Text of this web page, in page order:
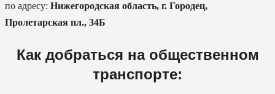
по адресу: Нижегородская область, г. Городец,
Пролетарская пл., 34Б
Как добраться на общественном
транспорте: